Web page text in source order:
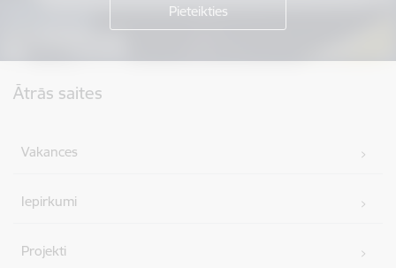
Ātrās saites
Vakances
Iepirkumi
Projekti